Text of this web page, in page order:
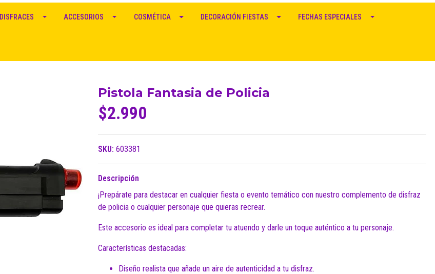
DISFRACES ACCESORIOS COSMÉTICA DECORACIÓN FIESTAS FECHAS ESPECIALES
Pistola Fantasia de Policia
$2.990
SKU: 603381
Descripción
¡Prepárate para destacar en cualquier fiesta o evento temático con nuestro complemento de disfraz
de policia o cualquier personaje que quieras recrear.
Este accesorio es ideal para completar tu atuendo y darle un toque auténtico a tu personaje.
Características destacadas:
Diseño realista que añade un aire de autenticidad a tu disfraz.